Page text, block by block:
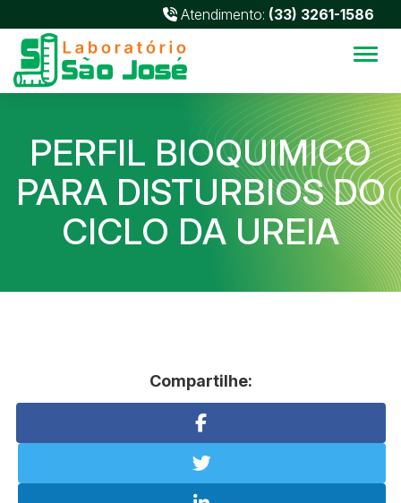
Atendimento: (33) 3261-1586
PERFIL BIOQUIMICO
PARA DISTURBIOS DO
CICLO DA UREIA
Compartilhe: